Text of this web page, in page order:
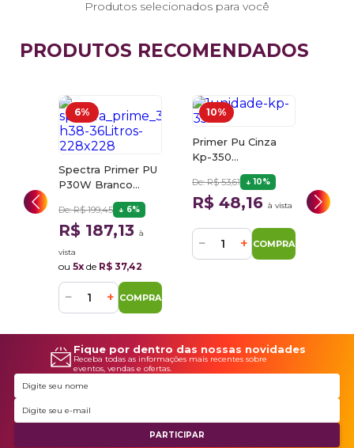
Produtos selecionados para você
PRODUTOS RECOMENDADOS
6%
Spectra Primer PU
P30W Branco
900ml Lazzuril
De: R$ 199,45 6%
R$ 187,13 à
vista
ou 5x de R$ 37,42
− + COMPRAR
10%
Primer Pu Cinza
Kp-350
Automotivo
Sherwin Williams C/
Endurecedor
De: R$ 53,61 10%
R$ 48,16 à vista
− + COMPRAR
R$
Fique por dentro das nossas novidades
Receba todas as informações mais recentes sobre
eventos, vendas e ofertas.